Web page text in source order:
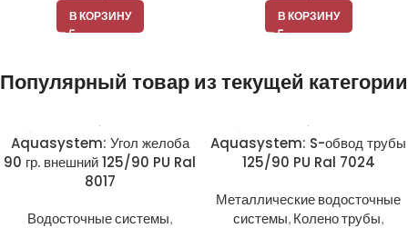
В КОРЗИНУ В КОРЗИНУ
Популярный товар из текущей категории
Aquasystem: Угол желоба
90 гр. внешний 125/90 PU Ral
8017
Водосточные системы,
Aquasystem: S-обвод трубы
125/90 PU Ral 7024
Металлические водосточные
системы, Колено трубы,